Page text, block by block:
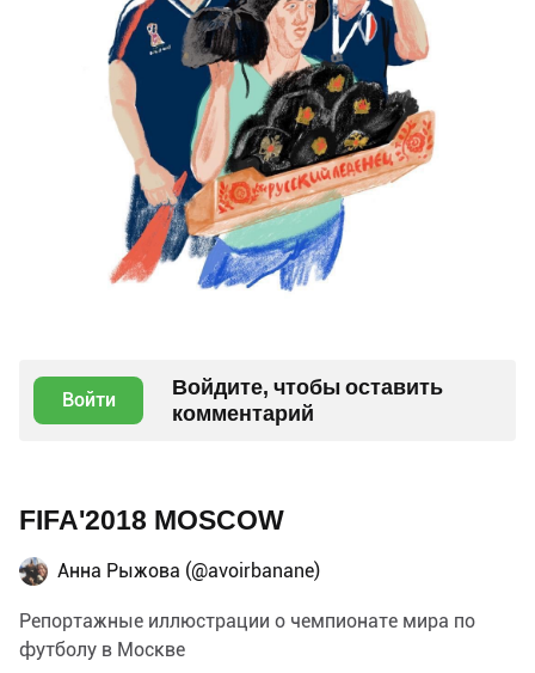
Войти
Войдите, чтобы оставить
комментарий
FIFA'2018 MOSCOW
Анна Рыжова (@avoirbanane)
Репортажные иллюстрации о чемпионате мира по
футболу в Москве